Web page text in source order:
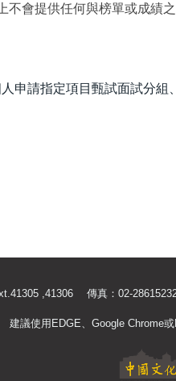
會提供任何與榜單或成績
申請指定項目甄試面試分組
,41306 傳真：02-
建議使用EDGE、Google Chrome